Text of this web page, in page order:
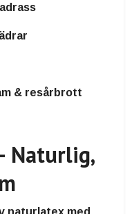
& resårbrott
Naturlig,
naturlatex med